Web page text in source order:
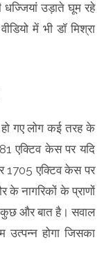
उड़ाते घूम रहे
में भी डॉ मिश्रा
गए लोग कई तरह के
एक्टिव केस पर यदि
1705 एक्टिव केस पर
के नागरिकों के प्राणों
कुछ और बात है। सवाल
उत्पन्न होगा जिसका